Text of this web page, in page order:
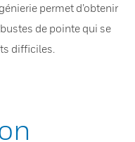
permet d’obtenir
de pointe qui se
difficiles.